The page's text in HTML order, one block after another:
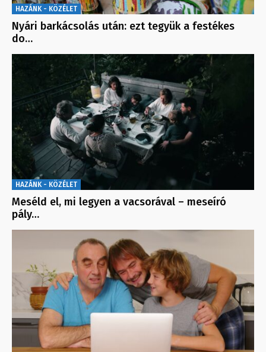
HAZÁNK - KÖZÉLET
Nyári barkácsolás után: ezt tegyük a festékes
do…
HAZÁNK - KÖZÉLET
Meséld el, mi legyen a vacsorával – meseíró
pály…